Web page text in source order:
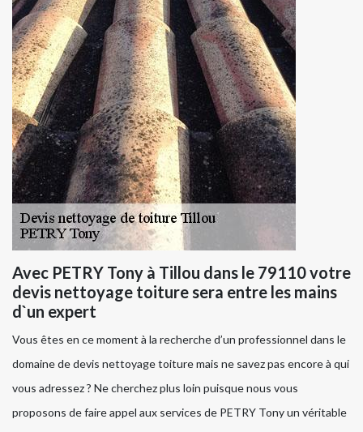
Avec PETRY Tony à Tillou dans le 79110 votre
devis nettoyage toiture sera entre les mains
d`un expert
Vous êtes en ce moment à la recherche d’un professionnel dans le
domaine de devis nettoyage toiture mais ne savez pas encore à qui
vous adressez ? Ne cherchez plus loin puisque nous vous
proposons de faire appel aux services de PETRY Tony un véritable